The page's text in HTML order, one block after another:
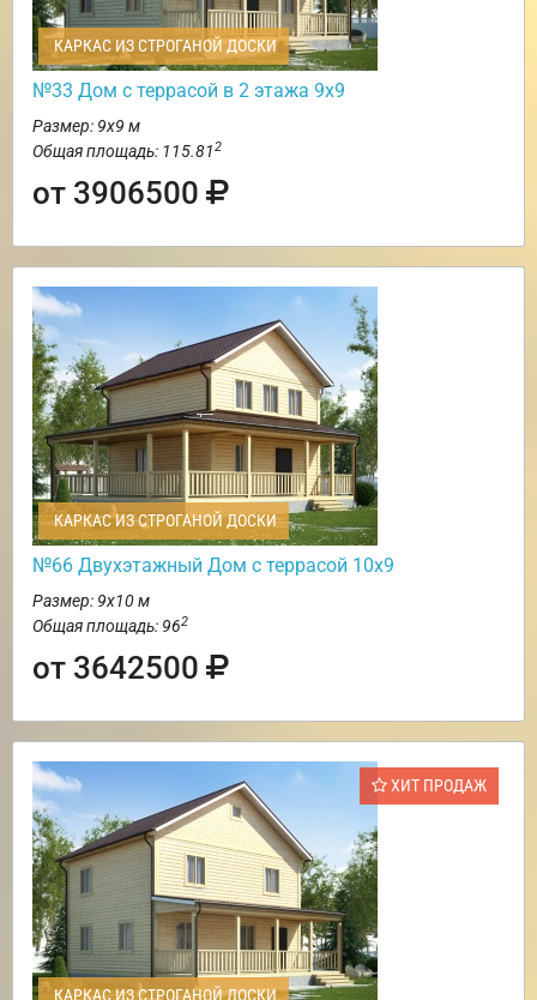
КАРКАС ИЗ СТРОГАНОЙ ДОСКИ
№33 Дом с террасой в 2 этажа 9х9
Размер: 9х9 м
Общая площадь: 115.812
от 3906500
КАРКАС ИЗ СТРОГАНОЙ ДОСКИ
№66 Двухэтажный Дом с террасой 10х9
Размер: 9х10 м
Общая площадь: 962
от 3642500
ХИТ ПРОДАЖ
КАРКАС ИЗ СТРОГАНОЙ ДОСКИ